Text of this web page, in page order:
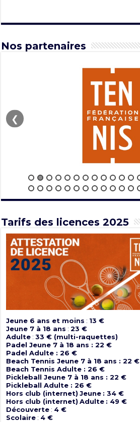
Nos partenaires
❮
Tarifs des licences 2025
Jeune 6 ans et moins : 13 €
Jeune 7 à 18 ans :23 €
Adulte :33 € (multi-raquettes)
Padel Jeune 7 à 18 ans : 22 €
Padel Adulte : 26 €
Beach Tennis Jeune 7 à 18 ans : 22 €
Beach Tennis Adulte : 26 €
Pickleball Jeune 7 à 18 ans : 22 €
Pickleball Adulte : 26 €
Hors club (internet) Jeune : 34 €
Hors club (internet) Adulte : 49 €
Découverte : 4 €
Scolaire : 4 €